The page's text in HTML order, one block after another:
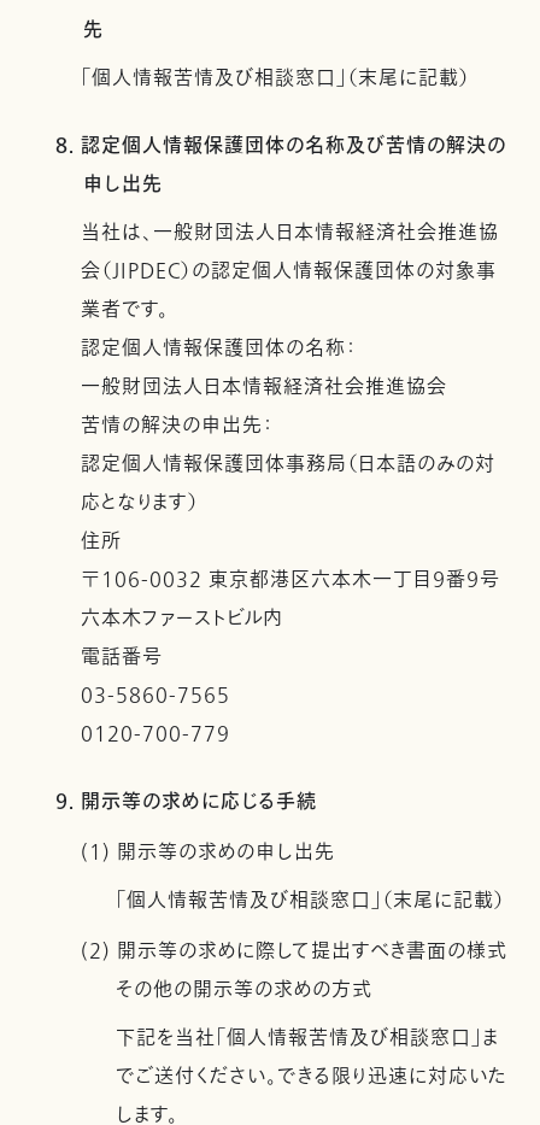
先
「個人情報苦情及び相談窓口」（末尾に記載）
8. 認定個人情報保護団体の名称及び苦情の解決の
申し出先
当社は、一般財団法人日本情報経済社会推進協
会（JIPDEC）の認定個人情報保護団体の対象事
業者です。
認定個人情報保護団体の名称：
一般財団法人日本情報経済社会推進協会
苦情の解決の申出先：
認定個人情報保護団体事務局（日本語のみの対
応となります）
住所
〒106-0032 東京都港区六本木一丁目９番９号
六本木ファーストビル内
電話番号
03-5860-7565
0120-700-779
9. 開示等の求めに応じる手続
(1) 開示等の求めの申し出先
「個人情報苦情及び相談窓口」（末尾に記載）
(2) 開示等の求めに際して提出すべき書面の様式
その他の開示等の求めの方式
下記を当社「個人情報苦情及び相談窓口」ま
でご送付ください。できる限り迅速に対応いた
します。